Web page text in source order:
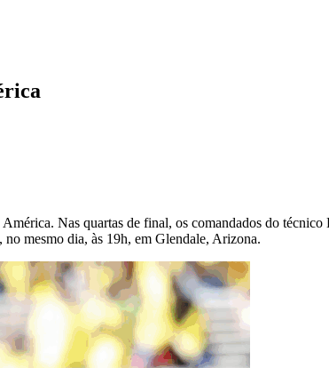
Nas quartas de final, os comandados do
mesmo dia, às 19h, em Glendale, Arizona.